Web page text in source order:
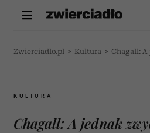
Zwierciadlo.pl > Kultura > Chagall:
KULTURA
Chagall: A jednak